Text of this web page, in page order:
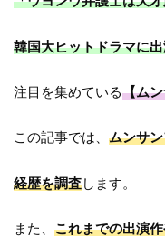
韓国大ヒットドラマに
注目を集めている【ム
この記事では、ムンサ
経歴を調査します。
また、これまでの出演